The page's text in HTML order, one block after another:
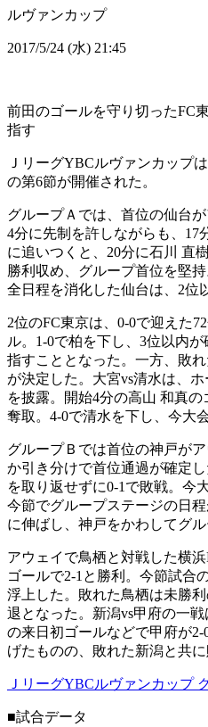
ルヴァンカップ
2017/5/24 (水) 21:45
前田のゴールを守り切ったFC
指す
ＪリーグYBCルヴァンカップ
の第6節が開催された。
グループＡでは、首位の仙台
4分に先制を許しながらも、17
に追いつくと、20分に石川 直
勝利収め、グループ首位を堅
全日程を消化した仙台は、2位
2位のFC東京は、0-0で迎えた
ル。1-0で柏を下し、3位以内
指すこととなった。一方、敗
が決定した。大宮vs清水は、
を披露。開始4分の高山 和真
奪取。4-0で清水を下し、今大
グループＢでは首位の神戸が
か引き分けで首位通過が確定
を取り返せずに0-1で敗戦。今
今節でグループステージの日
に伸ばし、神戸をかわしてグ
アウェイで鳥栖と対戦した横
ゴールで2-1と勝利。今節試合
浮上した。敗れた鳥栖は未勝
退となった。新潟vs甲府の一
の来日初ゴールなどで甲府が
げたものの、敗れた新潟と共に
ＪリーグYBCルヴァンカップ
■試合データ